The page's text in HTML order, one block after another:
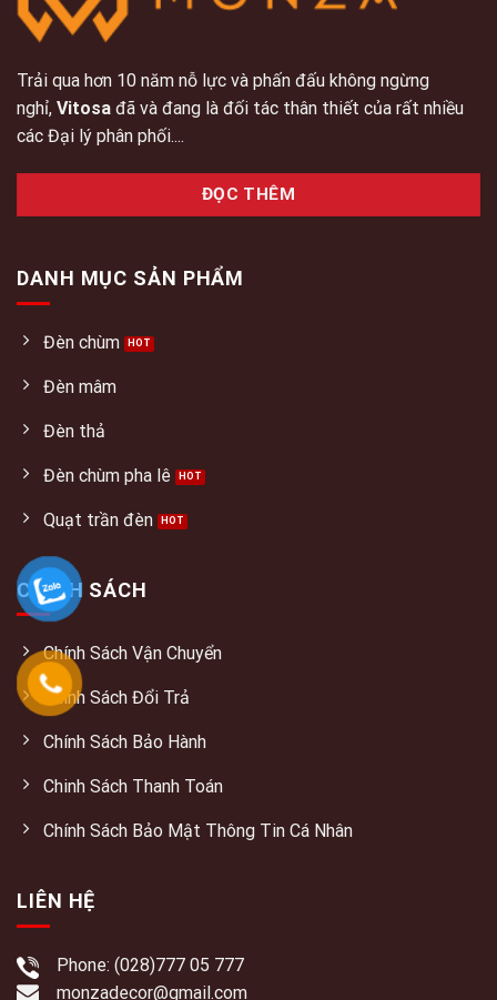
Trải qua hơn 10 năm nỗ lực và phấn đấu không ngừng
nghỉ, Vitosa đã và đang là đối tác thân thiết của rất nhiều
các Đại lý phân phối....
ĐỌC THÊM
DANH MỤC SẢN PHẨM
Đèn chùm
Đèn mâm
Đèn thả
Đèn chùm pha lê
Quạt trần đèn
CHÍNH SÁCH
Chính Sách Vận Chuyển
Chính Sách Đổi Trả
Chính Sách Bảo Hành
Chinh Sách Thanh Toán
Chính Sách Bảo Mật Thông Tin Cá Nhân
LIÊN HỆ
Phone: (028)777 05 777
monzadecor@gmail.com